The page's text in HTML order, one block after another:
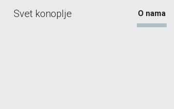
Svet konoplje O nama